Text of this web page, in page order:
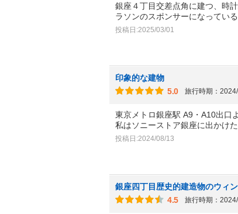
銀座４丁目交差点角に建つ、時
ラソンのスポンサーになってい
投稿日:2025/03/01
印象的な建物
5.0
旅行時期：
東京メトロ銀座駅 A9・A10出口
私はソニーストア銀座に出かけ
投稿日:2024/08/13
銀座四丁目歴史的建造物のウィ
4.5
旅行時期：